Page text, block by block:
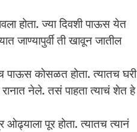
होता. ज्या दिवशी पाऊस येत
जाण्यापुर्वी ती खावून जातील
पाऊस कोसळत होता. त्यातच घरी
नेले. तसं पाहता त्याचं शेत हे
पूर होता. त्यातच त्यानं